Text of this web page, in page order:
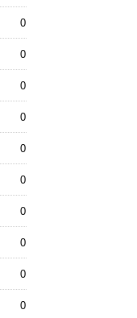
0
0
0
0
0
0
0
0
0
0